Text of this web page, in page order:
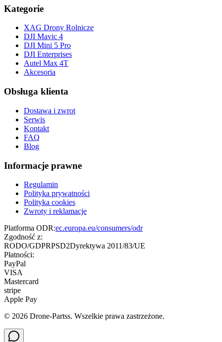
Kategorie
XAG Drony Rolnicze
DJI Mavic 4
DJI Mini 5 Pro
DJI Enterprises
Autel Max 4T
Akcesoria
Obsługa klienta
Dostawa i zwrot
Serwis
Kontakt
FAQ
Blog
Informacje prawne
Regulamin
Polityka prywatności
Polityka cookies
Zwroty i reklamacje
Platforma ODR:ec.europa.eu/consumers/odr
Zgodność z:
RODO/GDPRPSD2Dyrektywa 2011/83/UE
Płatności:
PayPal
VISA
Mastercard
stripe
Apple Pay
© 2026 Drone-Partss. Wszelkie prawa zastrzeżone.